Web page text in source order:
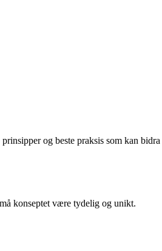
og beste praksis som kan bidra
konseptet være tydelig og unikt.